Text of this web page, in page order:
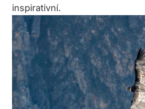
inspirativní.